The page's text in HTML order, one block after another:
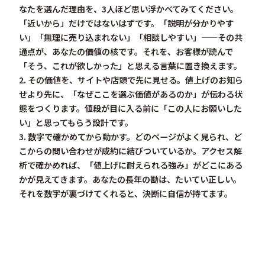
なたを選んだ理由を、3人ほど思い浮かべてみてください。
「近いから」だけではないはずです。「説明が分かりやす
い」「無理に売り込まれない」「相談しやすい」——その共
通点が、あなたの価値の核です。それを、お客様が読んで
「そう、これが欲しかった」と思える言葉に置き換えます。
2. その価値を、サイトや店頭で先に見せる。 値上げのお知ら
せより先に、「なぜここを選ぶ価値があるのか」が伝わる状
態をつくります。値段が目に入る前に「この人にお願いした
い」と思ってもらう設計です。
3. 数字で確かめてから動かす。 どのページがよく見られ、ど
こからの問い合わせが成約に結びついているか。アクセス解
析で確かめれば、「値上げに耐えられる強み」がどこにある
かが見えてきます。 あなたの長年の勘は、たいてい正しい。
それを数字が裏づけてくれると、決断に自信が持てます。